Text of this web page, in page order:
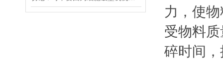
力，使
受物料
碎时间